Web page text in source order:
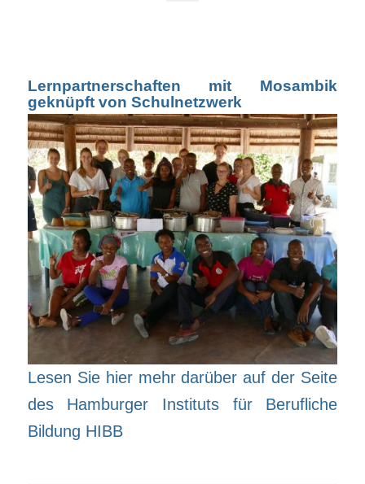
Lernpartnerschaften mit Mosambik
geknüpft von Schulnetzwerk
Lesen Sie hier mehr darüber auf der Seite
des Hamburger Instituts für Berufliche
Bildung HIBB